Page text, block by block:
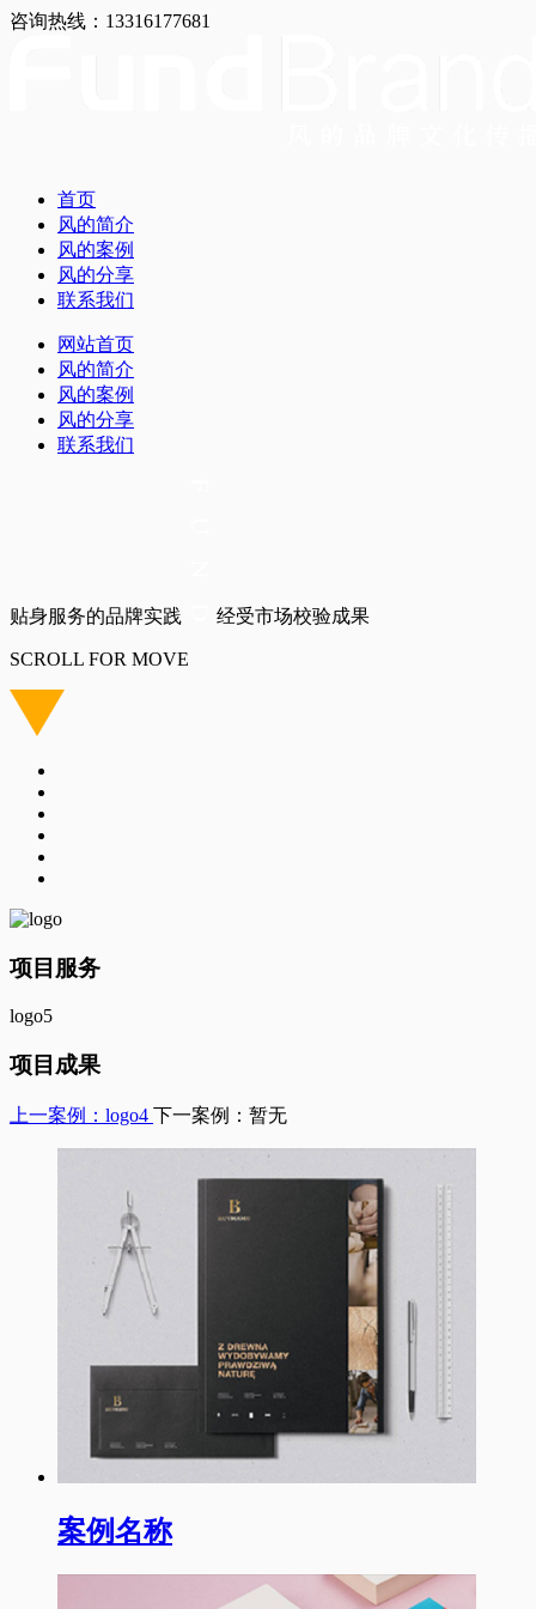
咨询热线：13316177681
首页
风的简介
风的案例
风的分享
联系我们
网站首页
风的简介
风的案例
风的分享
联系我们
贴身服务的品牌实践 经受市场校验成果
SCROLL FOR MOVE
项目服务
logo5
项目成果
上一案例：logo4 下一案例：暂无
案例名称